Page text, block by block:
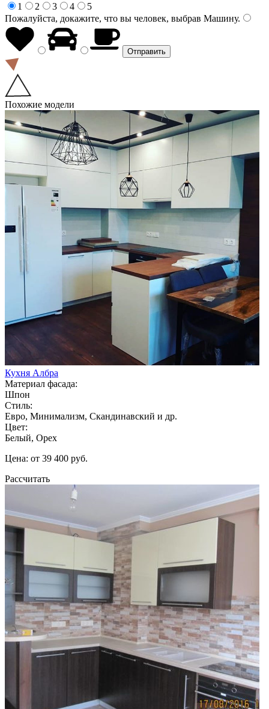
1
2 3 4
5
Пожалуйста, докажите, что вы человек, выбрав Машину.
Похожие модели
Кухня Албра
Материал фасада:
Шпон
Стиль:
Евро, Минимализм, Скандинавский и др.
Цвет:
Белый, Орех
Цена: от 39 400 руб.
Рассчитать